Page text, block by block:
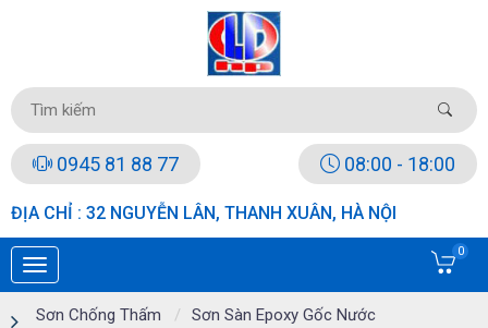
0945 81 88 77 08:00 - 18:00
ĐỊA CHỈ : 32 NGUYỄN LÂN, THANH XUÂN, HÀ NỘI
0
Sơn Chống Thấm Sơn Sàn Epoxy Gốc Nước